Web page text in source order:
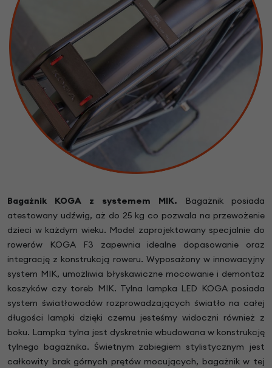
Bagażnik KOGA z systemem MIK. Bagażnik posiada
atestowany udźwig, aż do 25 kg co pozwala na przewożenie
dzieci w każdym wieku. Model zaprojektowany specjalnie do
rowerów KOGA F3 zapewnia idealne dopasowanie oraz
integrację z konstrukcją roweru. Wyposażony w innowacyjny
system MIK, umożliwia błyskawiczne mocowanie i demontaż
koszyków czy toreb MIK. Tylna lampka LED KOGA posiada
system światłowodów rozprowadzających światło na całej
długości lampki dzięki czemu jesteśmy widoczni również z
boku. Lampka tylna jest dyskretnie wbudowana w konstrukcję
tylnego bagażnika. Świetnym zabiegiem stylistycznym jest
całkowity brak górnych prętów mocujących, bagażnik w tej